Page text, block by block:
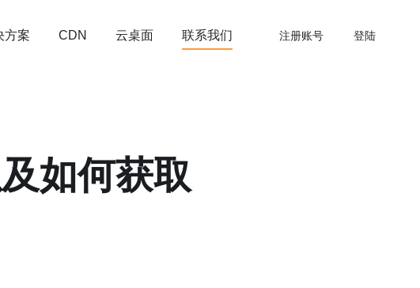
方案 CDN 云桌面 联系我们 注册账号 登陆
如何获取